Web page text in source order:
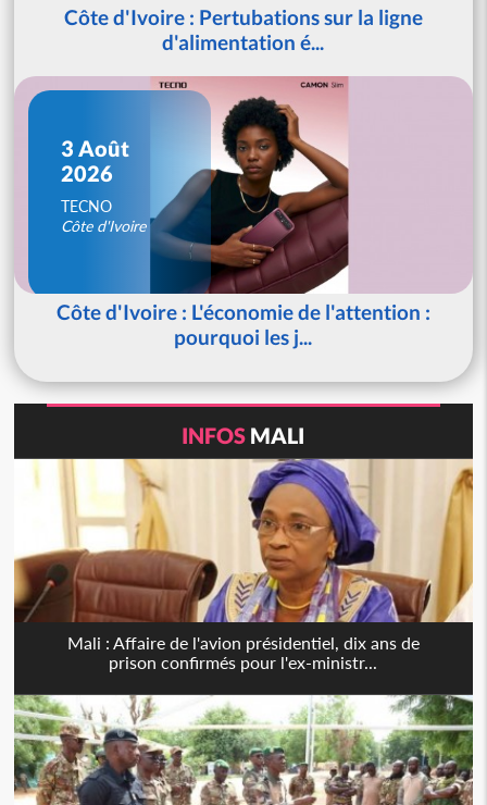
Côte d'Ivoire : Pertubations sur la ligne
d'alimentation é...
3 Août
2026
TECNO
Côte d'Ivoire
Côte d'Ivoire : L'économie de l'attention :
pourquoi les j...
INFOS MALI
Mali : Affaire de l'avion présidentiel, dix ans de
prison confirmés pour l'ex-ministr...